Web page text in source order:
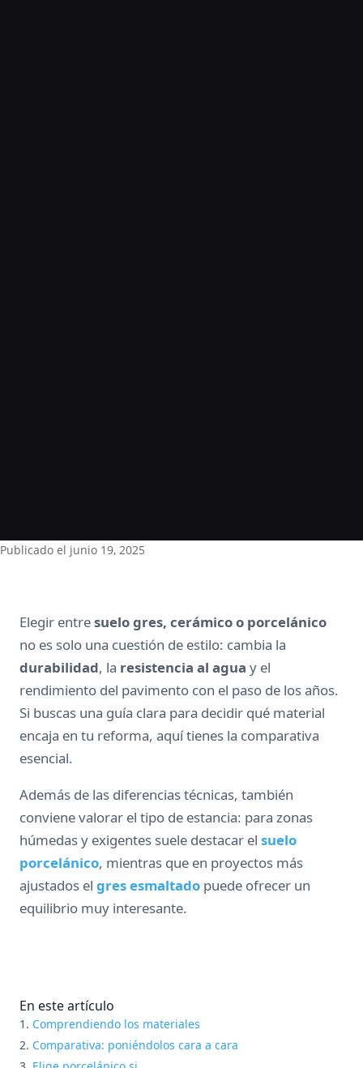
Publicado el junio 19, 2025
Elegir entresuelo gres, cerámico o porcelánico
no es solo una cuestión de estilo: cambia la
durabilidad, la resistencia al agua y el
rendimiento del pavimento con el paso de los años.
Si buscas una guía clara para decidir qué material
encaja en tu reforma, aquí tienes la comparativa
esencial.
Además de las diferencias técnicas, también
conviene valorar el tipo de estancia: para zonas
húmedas y exigentes suele destacar el suelo
porcelánico, mientras que en proyectos más
ajustados el gres esmaltado puede ofrecer un
equilibrio muy interesante.
En este artículo
Comprendiendo los materiales
Comparativa: poniéndolos cara a cara